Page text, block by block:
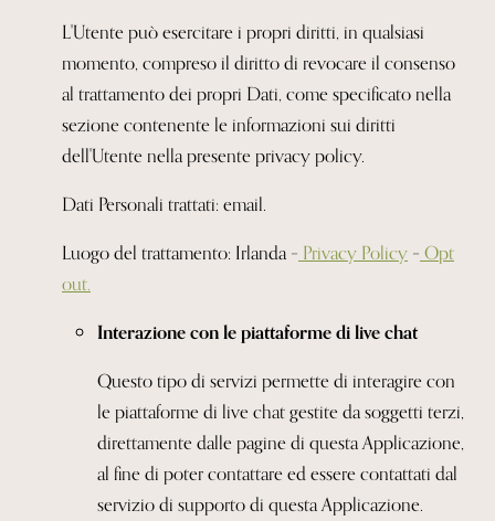
L'Utente può esercitare i propri diritti, in qualsiasi
momento, compreso il diritto di revocare il consenso
al trattamento dei propri Dati, come specificato nella
sezione contenente le informazioni sui diritti
dell'Utente nella presente privacy policy.
Dati Personali trattati: email.
Luogo del trattamento: Irlanda –Privacy Policy–Opt
out.
Interazione con le piattaforme di live chat
Questo tipo di servizi permette di interagire con
le piattaforme di live chat gestite da soggetti terzi,
direttamente dalle pagine di questa Applicazione,
al fine di poter contattare ed essere contattati dal
servizio di supporto di questa Applicazione.